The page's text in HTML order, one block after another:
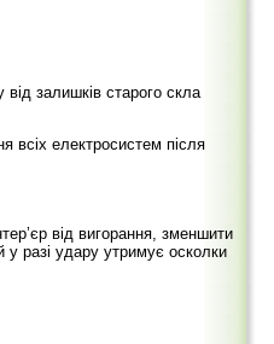
залишків старого скла
всіх електросистем після
від вигорання, зменшити
у разі удару утримує осколки